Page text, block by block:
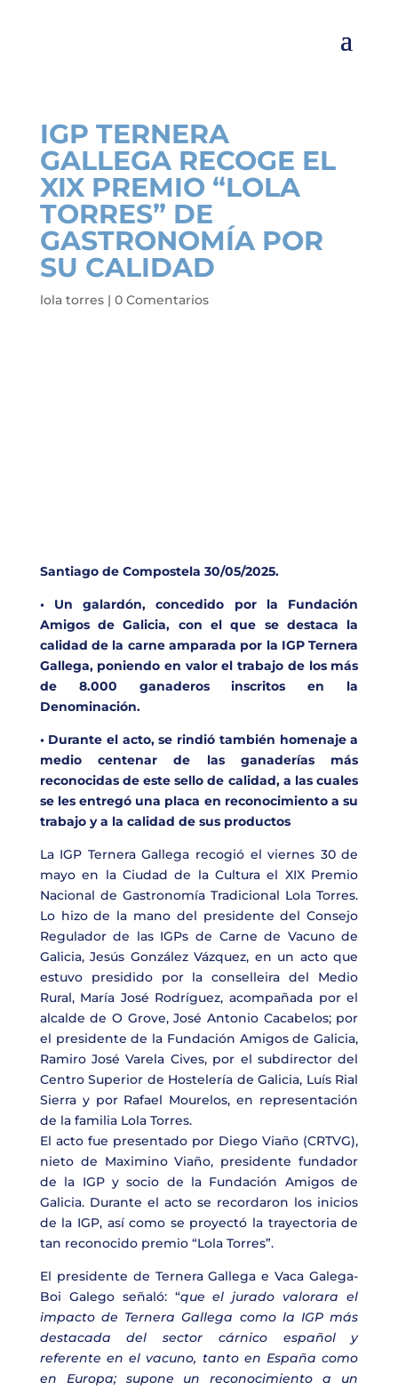
IGP TERNERA
GALLEGA RECOGE EL
XIX PREMIO “LOLA
TORRES” DE
GASTRONOMÍA POR
SU CALIDAD
lola torres| 0 Comentarios
Santiago de Compostela 30/05/2025.
• Un galardón, concedido por la Fundación
Amigos de Galicia, con el que se destaca la
calidad de la carne amparada por la IGP Ternera
Gallega, poniendo en valor el trabajo de los más
de 8.000 ganaderos inscritos en la
Denominación.
• Durante el acto, se rindió también homenaje a
medio centenar de las ganaderías más
reconocidas de este sello de calidad, a las cuales
se les entregó una placa en reconocimiento a su
trabajo y a la calidad de sus productos
La IGP Ternera Gallega recogió el viernes 30 de
mayo en la Ciudad de la Cultura el XIX Premio
Nacional de Gastronomía Tradicional Lola Torres.
Lo hizo de la mano del presidente del Consejo
Regulador de las IGPs de Carne de Vacuno de
Galicia, Jesús González Vázquez, en un acto que
estuvo presidido por la conselleira del Medio
Rural, María José Rodríguez, acompañada por el
alcalde de O Grove, José Antonio Cacabelos; por
el presidente de la Fundación Amigos de Galicia,
Ramiro José Varela Cives, por el subdirector del
Centro Superior de Hostelería de Galicia, Luís Rial
Sierra y por Rafael Mourelos, en representación
de la familia Lola Torres.
El acto fue presentado por Diego Viaño (CRTVG),
nieto de Maximino Viaño, presidente fundador
de la IGP y socio de la Fundación Amigos de
Galicia. Durante el acto se recordaron los inicios
de la IGP, así como se proyectó la trayectoria de
tan reconocido premio “Lola Torres”.
El presidente de Ternera Gallega e Vaca Galega-
Boi Galego señaló: “que el jurado valorara el
impacto de Ternera Gallega como la IGP más
destacada del sector cárnico español y
referente en el vacuno, tanto en España como
en Europa; supone un reconocimiento a un